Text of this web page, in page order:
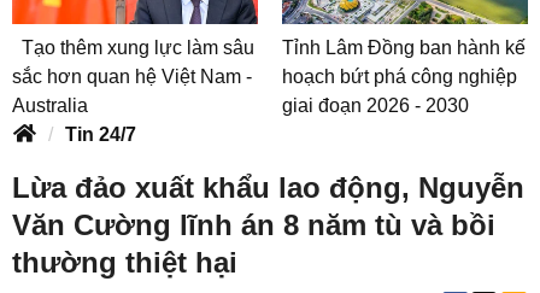
Tạo thêm xung lực làm sâu
sắc hơn quan hệ Việt Nam -
Australia
Tỉnh Lâm Đồng ban hành kế
hoạch bứt phá công nghiệp
giai đoạn 2026 - 2030
Tin 24/7
Lừa đảo xuất khẩu lao động, Nguyễn
Văn Cường lĩnh án 8 năm tù và bồi
thường thiệt hại